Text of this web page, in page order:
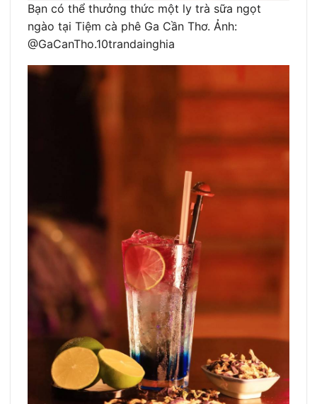
Bạn có thể thưởng thức một ly trà sữa ngọt
ngào tại Tiệm cà phê Ga Cần Thơ. Ảnh:
@GaCanTho.10trandainghia